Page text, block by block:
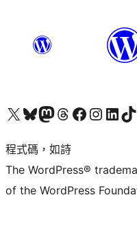
查看我們的 X (之前的 Twitter) 帳號造訪我們的 Bluesky 帳號造訪我們的 Mastodon 帳號造訪我們的 Threads 帳號 造訪我們的 Facebook 粉絲專頁Visit our Instagram
Visit our造訪我們的 TikTok 帳號
程式碼，如詩
The WordPress®
of the WordPress